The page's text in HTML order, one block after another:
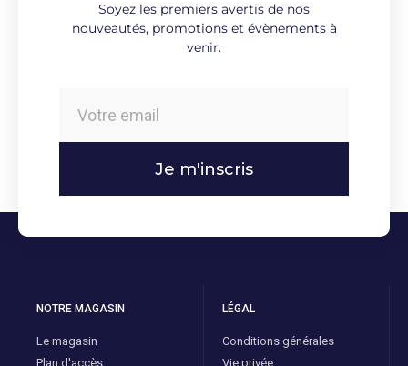
Soyez les premiers avertis de nos
nouveautés, promotions et évènements à
venir.
Je m'inscris
NOTRE MAGASIN
Le magasin
Plan d'accès
LÉGAL
Conditions générales
Vie privée